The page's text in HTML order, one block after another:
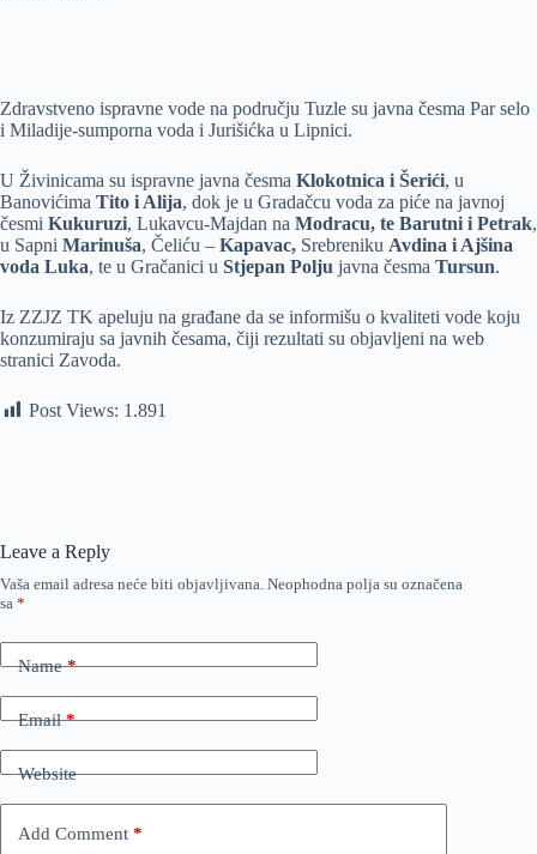
Zdravstveno ispravne vode na području Tuzle su javna česma Par selo
i Miladije-sumporna voda i Jurišićka u Lipnici.
U Živinicama su ispravne javna česma Klokotnica i Šerići, u
Banovićima Tito i Alija, dok je u Gradačcu voda za piće na javnoj
česmi Kukuruzi, Lukavcu-Majdan na Modracu, te Barutni i Petrak,
u Sapni Marinuša, Čeliću – Kapavac, Srebreniku Avdina i Ajšina
voda Luka, te u Gračanici u Stjepan Polju javna česma Tursun.
Iz ZZJZ TK apeluju na građane da se informišu o kvaliteti vode koju
konzumiraju sa javnih česama, čiji rezultati su objavljeni na web
stranici Zavoda.
Post Views: 1.891
Leave a Reply
Vaša email adresa neće biti objavljivana. Neophodna polja su označena
sa *
Name*
Email*
Website
Add Comment *